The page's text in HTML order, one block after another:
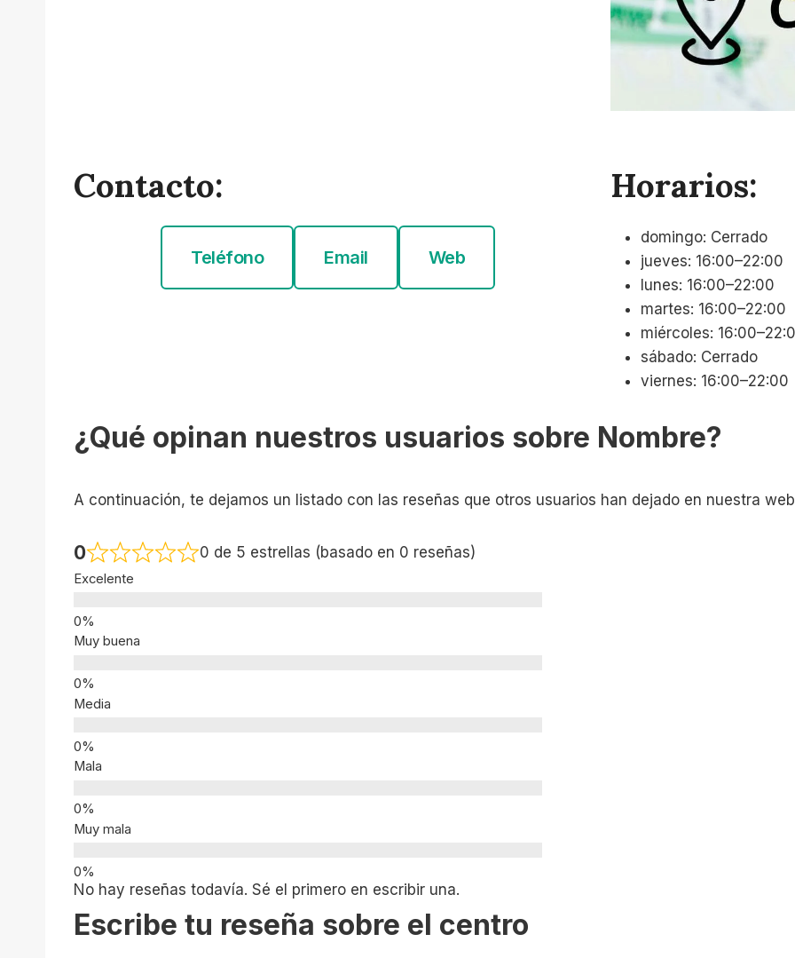
Contacto:
Teléfono Email Web
Horarios:
domingo: Cerrado
jueves: 16:00–22:00
lunes: 16:00–22:00
martes: 16:00–22:00
miércoles:
sábado: Cerrado
viernes: 16:00–22:00
¿Qué opinan nuestros usuarios sobre Nombre?
A continuación, te dejamos un listado con las reseñas que otros usuarios han dejado en nuestra
0 0 de 5 estrellas (basado en 0 reseñas)
Excelente
Muy buena
Media
Mala
Muy mala
No hay reseñas todavía. Sé el primero en escribir una.
Escribe tu reseña sobre el centro